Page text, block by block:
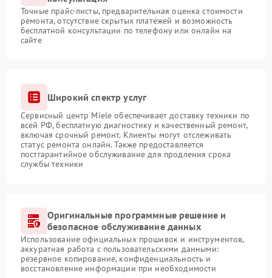
Точные прайс-листы, предварительная оценка стоимости
ремонта, отсутствие скрытых платежей и возможность
бесплатной консультации по телефону или онлайн на
сайте
Широкий спектр услуг
Сервисный центр Miele обеспечивает доставку техники по
всей РФ, бесплатную диагностику и качественный ремонт,
включая срочный ремонт. Клиенты могут отслеживать
статус ремонта онлайн. Также предоставляется
постгарантийное обслуживание для продления срока
службы техники
Оригинальные программные решение и
безопасное обслуживание данных
Использование официальных прошивок и инструментов,
аккуратная работа с пользовательскими данными:
резервное копирование, конфиденциальность и
восстановление информации при необходимости